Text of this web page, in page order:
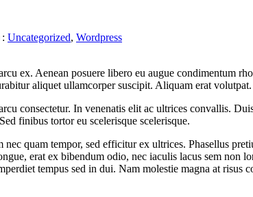
Uncategorized, Wordpress
ex. Aenean posuere libero eu augue condimentum
aliquet ullamcorper suscipit. Aliquam erat
consectetur. In venenatis elit ac ultrices convallis.
finibus tortor eu scelerisque scelerisque.
quam tempor, sed efficitur ex ultrices. Phasellus
erat ex bibendum odio, nec iaculis lacus sem non
tempus sed in dui. Nam molestie magna at